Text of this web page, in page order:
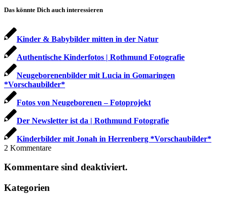
Das könnte Dich auch interessieren
Kinder & Babybilder mitten in der Natur
Authentische Kinderfotos | Rothmund Fotografie
Neugeborenenbilder mit Lucia in Gomaringen
*Vorschaubilder*
Fotos von Neugeborenen – Fotoprojekt
Der Newsletter ist da | Rothmund Fotografie
Kinderbilder mit Jonah in Herrenberg *Vorschaubilder*
2 Kommentare
Kommentare sind deaktiviert.
Kategorien